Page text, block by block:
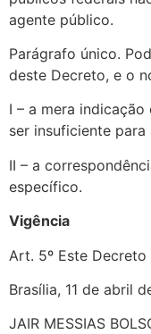
agente público.
Parágrafo único.
deste Decreto, e o
I – a mera
ser insuficiente
II – a
específico.
Vigência
Art. 5º Este
Brasília, 11 de abril
JAIR MESSIAS